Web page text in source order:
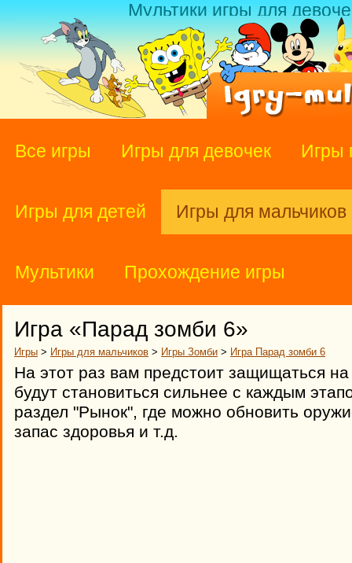
Мультики игры для
Все игры Игры для девочек Игры
Игры для детей Игры для мальчиков
Мультики Прохождение игры
Игра «Парад зомби 6»
Игры > Игры для мальчиков > Игры Зомби > Игра Парад зомби 6
На этот раз вам предстоит защищаться
будут становиться сильнее с каждым
раздел "Рынок", где можно обновить
запас здоровья и т.д.